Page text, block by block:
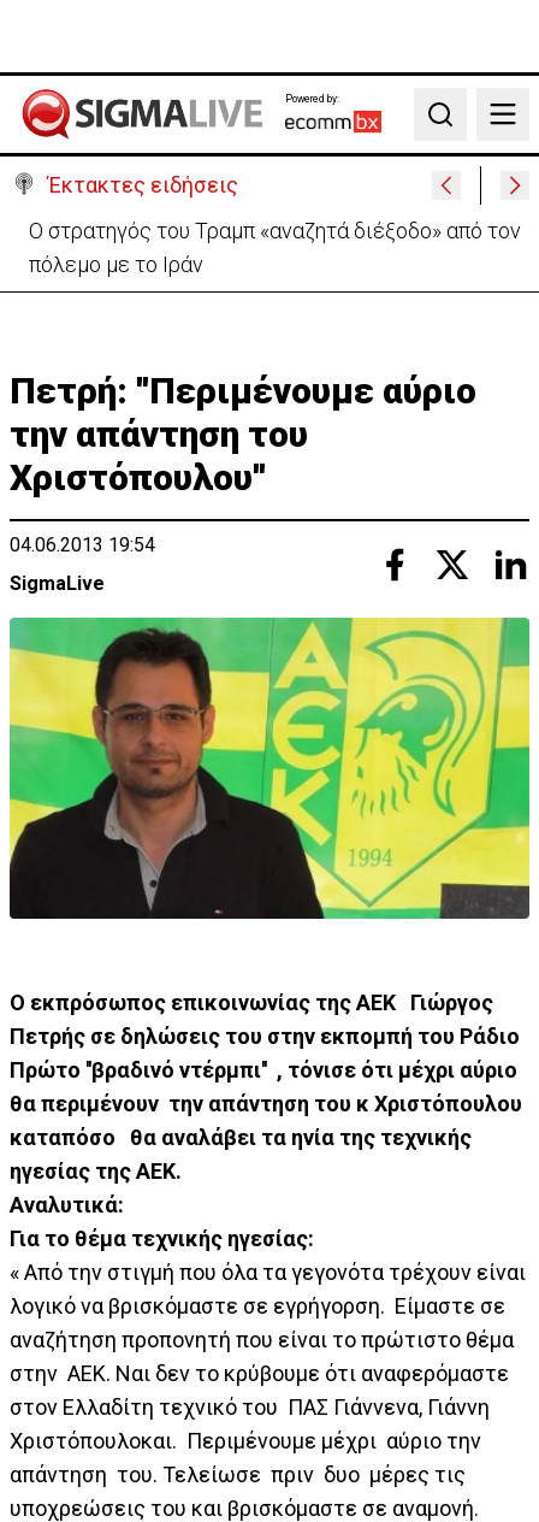
Powered by:
Search
Έκτακτες ειδήσεις
Απόπειρα φόνου σε μοναστήρι: 6ημερη κράτηση
στον μοναχό – Τι προηγήθηκε
Πετρή: ''Περιμένουμε αύριο
την απάντηση του
Χριστόπουλου''
04.06.2013 19:54
SigmaLive
Ο εκπρόσωπος επικοινωνίας της ΑΕΚ Γιώργος
Πετρής σε δηλώσεις του στην εκπομπή του Ράδιο
Πρώτο ''βραδινό ντέρμπι'' , τόνισε ότι μέχρι αύριο
θα περιμένουν την απάντηση του κ Χριστόπουλου
καταπόσο θα αναλάβει τα ηνία της τεχνικής
ηγεσίας της ΑΕΚ.
Αναλυτικά:
Για το θέμα τεχνικής ηγεσίας:
« Από την στιγμή που όλα τα γεγονότα τρέχουν είναι
λογικό να βρισκόμαστε σε εγρήγορση. Είμαστε σε
αναζήτηση προπονητή που είναι το πρώτιστο θέμα
στην ΑΕΚ. Ναι δεν το κρύβουμε ότι αναφερόμαστε
στον Ελλαδίτη τεχνικό του ΠΑΣ Γιάννενα, Γιάννη
Χριστόπουλοκαι. Περιμένουμε μέχρι αύριο την
απάντηση του. Τελείωσε πριν δυο μέρες τις
υποχρεώσεις του και βρισκόμαστε σε αναμονή.